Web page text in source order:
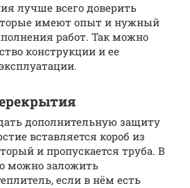
лучше всего доверить
имеют опыт и нужный
работ. Так можно
конструкции и ее
дополнительную защиту
вставляется короб из
и пропускается труба. В
можно заложить
если в нём есть